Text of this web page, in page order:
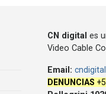
CN digital es
Video Cable
Email:
DENUNCIAS